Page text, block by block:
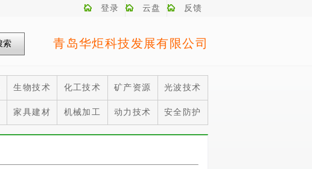
登录 云盘 反馈
青岛华炬科技发展有限公司
生物技术 化工技术 矿产资源 光波技术
家具建材 机械加工 动力技术 安全防护